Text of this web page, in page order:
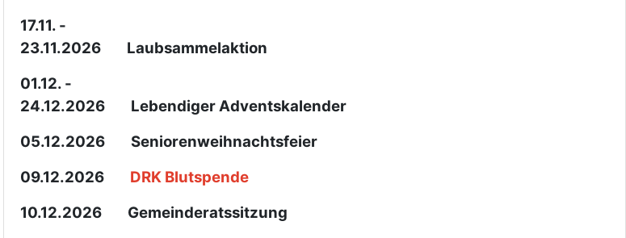
17.11. -
23.11.2026 Laubsammelaktion
01.12. -
24.12.2026 Lebendiger Adventskalender
05.12.2026 Seniorenweihnachtsfeier
09.12.2026 DRK Blutspende
10.12.2026 Gemeinderatssitzung